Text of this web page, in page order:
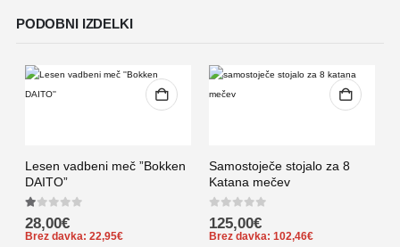
PODOBNI IZDELKI
Lesen vadbeni meč ”Bokken
DAITO”
1.00out of 5
28,00€
Brez davka: 22,95€
Samostoječe stojalo za 8
Katana mečev
0 out of 5
125,00€
Brez davka: 102,46€